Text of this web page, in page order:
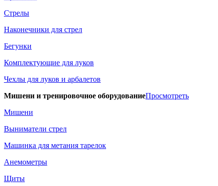
Стрелы
Наконечники для стрел
Бегунки
Комплектующие для луков
Чехлы для луков и арбалетов
Мишени и тренировочное оборудованиеПросмотреть
Мишени
Выниматели стрел
Машинка для метания тарелок
Анемометры
Щиты